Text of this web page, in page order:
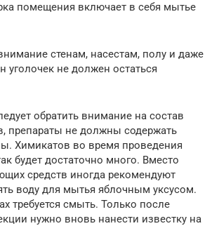
помещения включает в себя мытье
стенам, насестам, полу и даже
уголочек не должен остаться
обратить внимание на состав
препараты не должны содержать
Химикатов во время проведения
будет достаточно много. Вместо
средств иногда рекомендуют
воду для мытья яблочным уксусом.
требуется смыть. Только после
нужно вновь нанести известку на